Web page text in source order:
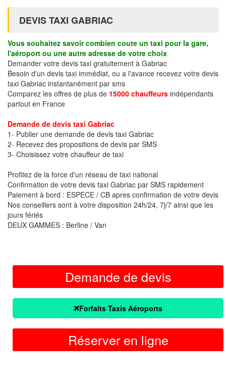
DEVIS TAXI GABRIAC
Vous souhaitez savoir combien coute un taxi pour la gare,
l'aéroport ou une autre adresse de votre choix
Demander votre devis taxi gratuitement à Gabriac
Besoin d'un devis taxi immédiat, ou a l'avance recevez votre devis
taxi Gabriac instantanément par sms
Comparez les offres de plus de 15000 chauffeurs indépendants
partout en France
Demande de devis taxi Gabriac
1- Publier une demande de devis taxi Gabriac
2- Recevez des propositions de devis par SMS
3- Choisissez votre chauffeur de taxi
Profitez de la force d'un réseau de taxi national
Confirmation de votre devis taxi Gabriac par SMS rapidement
Paiement à bord : ESPECE / CB apres confirmation de votre devis
Nos conseillers sont à votre disposition 24h/24, 7j/7 ainsi que les
jours fériés
DEUX GAMMES : Berline / Van
Demande de devis
Forfaits Taxis Aéroports
Réserver en ligne